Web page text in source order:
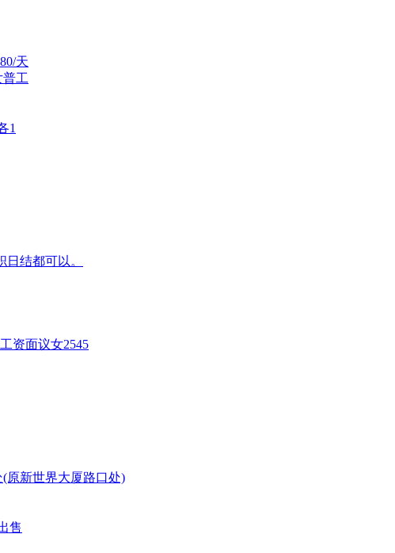
天
工
1
结都可以。
资面议女2545
原新世界大厦路口处)
售